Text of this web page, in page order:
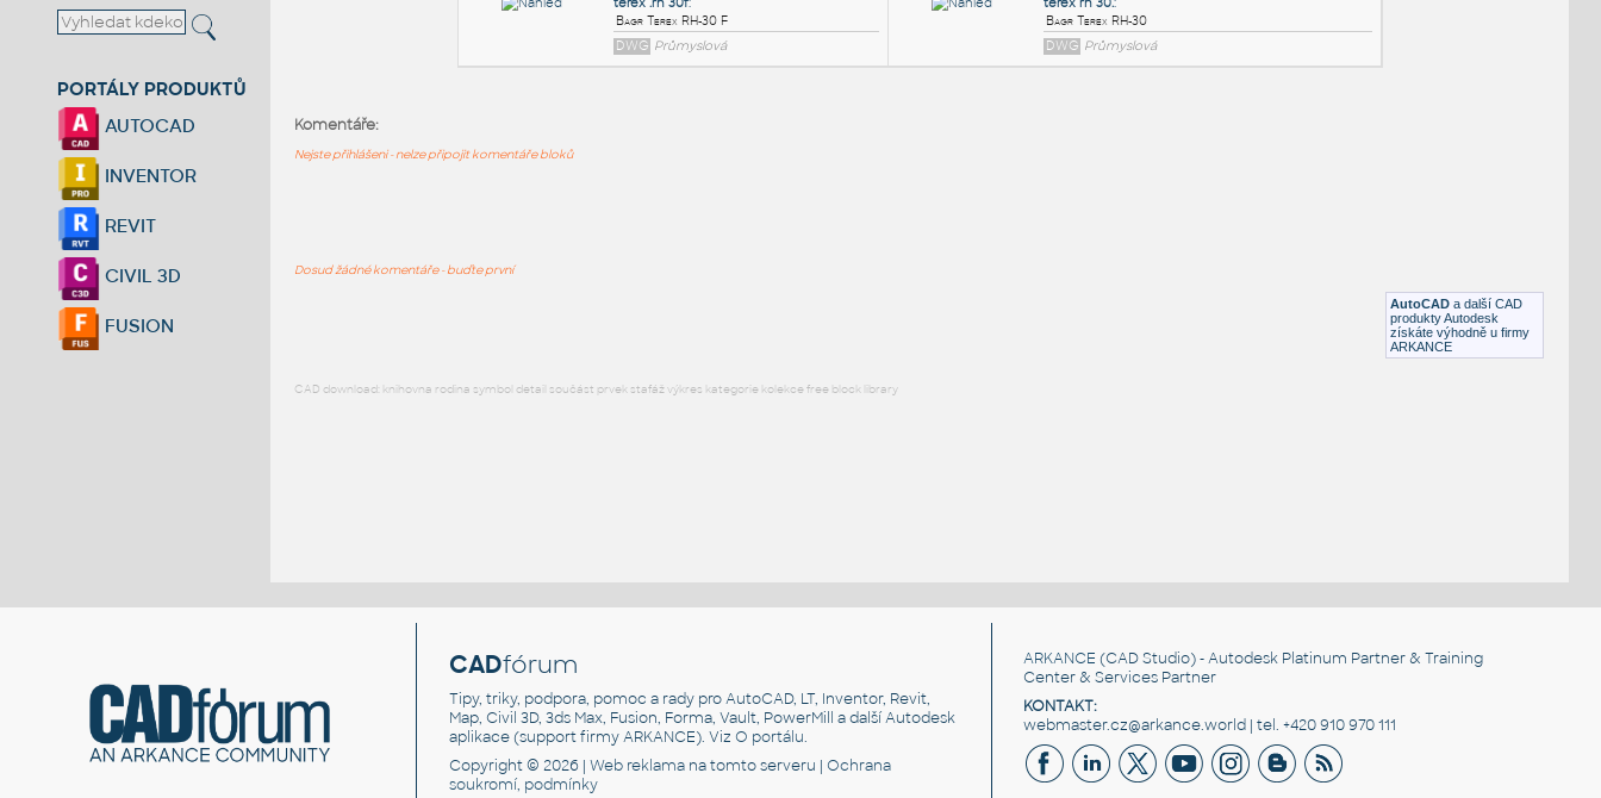
PORTÁLY PRODUKTŮ
AUTOCAD
INVENTOR
REVIT
CIVIL 3D
FUSION
AutoCAD a další CAD
produkty Autodesk
získáte výhodně u firmy
ARKANCE
Komentáře:
Nejste přihlášeni - nelze připojit komentáře bloků
Dosud žádné komentáře - buďte první
CAD download: knihovna rodina symbol detail součást prvek stafáž výkres kategorie kolekce free block library
CADfórum
Tipy, triky, podpora, pomoc a rady pro AutoCAD, LT, Inventor, Revit,
Map, Civil 3D, 3ds Max, Fusion, Forma, Vault, PowerMill a další Autodesk
aplikace (support firmy ARKANCE). VizO portálu.
Copyright © 2026 |Web reklama na tomto serveru |Ochrana
soukromí, podmínky
ARKANCE (CAD Studio) - Autodesk Platinum Partner & Training
Center & Services Partner
KONTAKT:
webmaster.cz@arkance.world | tel. +420 910 970 111